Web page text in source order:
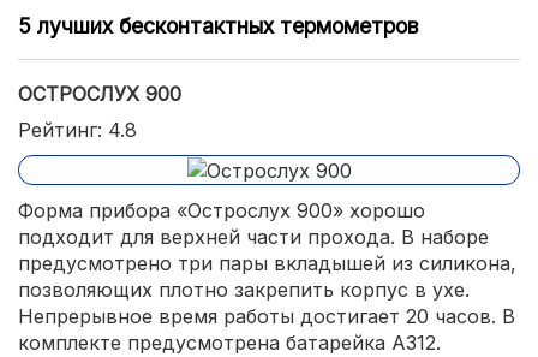
5 лучших бесконтактных термометров
ОСТРОСЛУХ 900
Рейтинг: 4.8
Форма прибора «Острослух 900» хорошо
подходит для верхней части прохода. В наборе
предусмотрено три пары вкладышей из силикона,
позволяющих плотно закрепить корпус в ухе.
Непрерывное время работы достигает 20 часов. В
комплекте предусмотрена батарейка А312.